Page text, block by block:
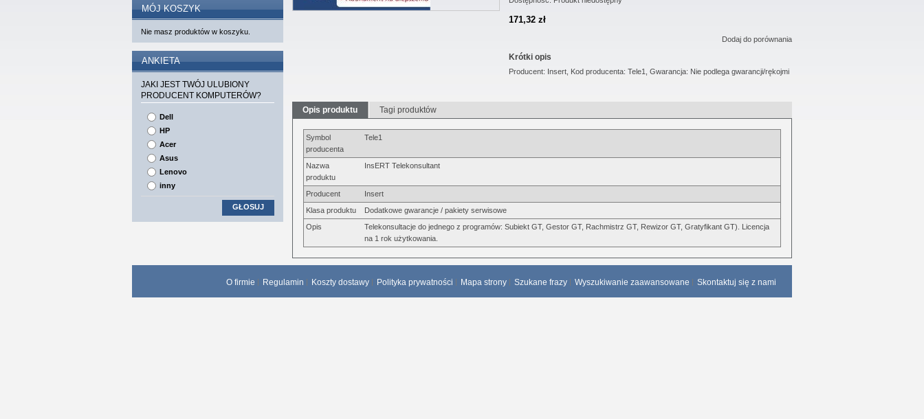
171,32 zł
Dodaj do porównania
Krótki opis
Producent: Insert, Kod producenta: Tele1, Gwarancja: Nie podlega gwarancji/rękojmi
Opis produktu Tagi produktów
Symbol
producenta
Tele1
Nazwa
produktu
InsERT Telekonsultant
Producent
Insert
Klasa produktu
Dodatkowe gwarancje / pakiety serwisowe
Opis
Telekonsultacje do jednego z programów: Subiekt GT, Gestor GT, Rachmistrz GT, Rewizor GT, Gratyfikant GT). Licencja
na 1 rok użytkowania.
MÓJ KOSZYK
Nie masz produktów w koszyku.
ANKIETA
JAKI JEST TWÓJ ULUBIONY
PRODUCENT KOMPUTERÓW?
Dell
HP
Acer
Asus
Lenovo
inny
GŁOSUJ
O firmie Regulamin Koszty dostawy Polityka prywatności Mapa strony Szukane frazy Wyszukiwanie zaawansowane Skontaktuj się z nami